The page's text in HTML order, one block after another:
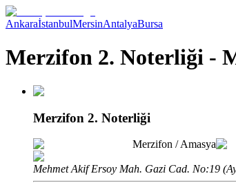
AnkaraİstanbulMersinAntalyaBursa
Merzifon 2. Noterliği -
Merzifon 2. Noterliği
Merzifon /Amasya
Mehmet Akif Ersoy Mah. Gazi Cad. No:19